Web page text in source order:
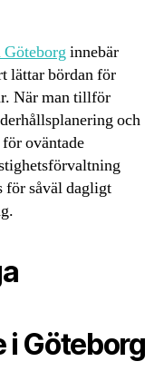
Göteborginnebär
lättar bördan för
När man tillför
och
oväntade
för såväl dagligt
Göteborg